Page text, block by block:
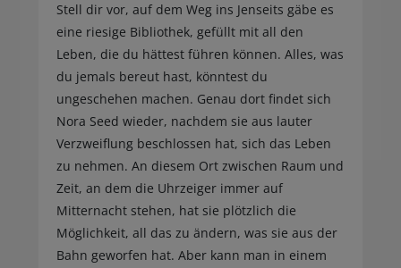
Stell dir vor, auf dem Weg ins Jenseits gäbe es
eine riesige Bibliothek, gefüllt mit all den
Leben, die du hättest führen können. Alles, was
du jemals bereut hast, könntest du
ungeschehen machen. Genau dort findet sich
Nora Seed wieder, nachdem sie aus lauter
Verzweiflung beschlossen hat, sich das Leben
zu nehmen. An diesem Ort zwischen Raum und
Zeit, an dem die Uhrzeiger immer auf
Mitternacht stehen, hat sie plötzlich die
Möglichkeit, all das zu ändern, was sie aus der
Bahn geworfen hat. Aber kann man in einem